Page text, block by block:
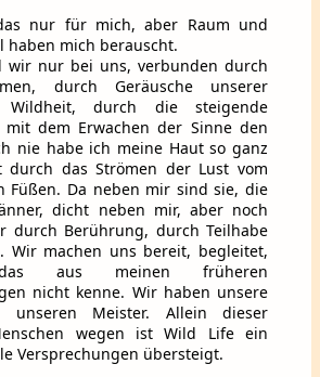
nur für mich, aber Raum und
haben mich berauscht.
wir nur bei uns, verbunden durch
durch Geräusche unserer
Wildheit, durch die steigende
mit dem Erwachen der Sinne den
nie habe ich meine Haut so ganz
durch das Strömen der Lust vom
Füßen. Da neben mir sind sie, die
dicht neben mir, aber noch
durch Berührung, durch Teilhabe
Wir machen uns bereit, begleitet,
aus meinen früheren
nicht kenne. Wir haben unsere
unseren Meister. Allein dieser
wegen ist Wild Life ein
Versprechungen übersteigt.